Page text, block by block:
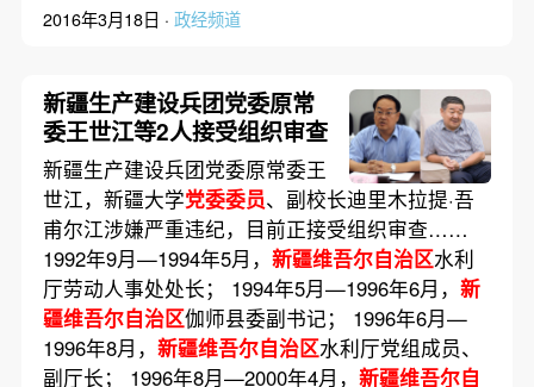
2016年3月18日 · 政经频道
新疆生产建设兵团党委原常
委王世江等2人接受组织审查
新疆生产建设兵团党委原常委王
世江，新疆大学党委委员、副校长迪里木拉提·吾
甫尔江涉嫌严重违纪，目前正接受组织审查……
1992年9月—1994年5月， 新疆维吾尔自治区水利
厅劳动人事处处长； 1994年5月—1996年6月， 新
疆维吾尔自治区伽师县委副书记； 1996年6月—
1996年8月， 新疆维吾尔自治区水利厅党组成员、
副厅长； 1996年8月—2000年4月， 新疆维吾尔自